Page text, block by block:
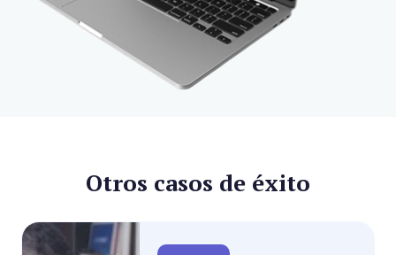
Otros casos de éxito